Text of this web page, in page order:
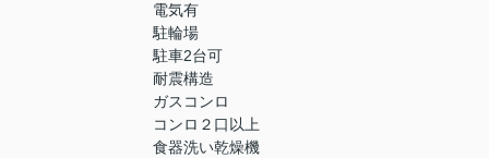
電気有
駐輪場
駐車2台可
耐震構造
ガスコンロ
コンロ２口以上
食器洗い乾燥機